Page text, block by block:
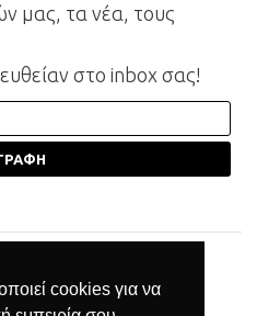
cookies για να
μας, τα νέα, τους
στο inbox σας!